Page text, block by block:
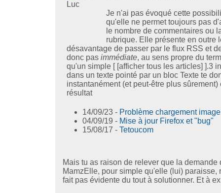
Je n'ai pas évoqué cette
qu'elle ne permet toujours pas
le nombre de commentaires ou
rubrique. Elle présente en outre
désavantage de passer par le flux RSS et
donc pas immédiate, au sens propre du
qu'un simple [ [afficher tous les articles] ].3
dans un texte pointé par un bloc Texte te
instantanément (et peut-être plus sûrement)
résultat
14/09/23 - Problème chargement image
04/09/19 - Mise à jour Firefox et "bug"
15/08/17 - Tetoucom
Mais tu as raison de relever que la demande
MamzElle, pour simple qu'elle (lui) paraisse,
fait pas évidente du tout à solutionner. Et à